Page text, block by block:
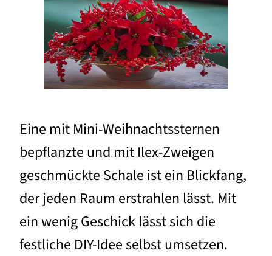
Eine mit Mini-Weihnachtssternen
bepflanzte und mit Ilex-Zweigen
geschmückte Schale ist ein Blickfang,
der jeden Raum erstrahlen lässt. Mit
ein wenig Geschick lässt sich die
festliche DIY-Idee selbst umsetzen.